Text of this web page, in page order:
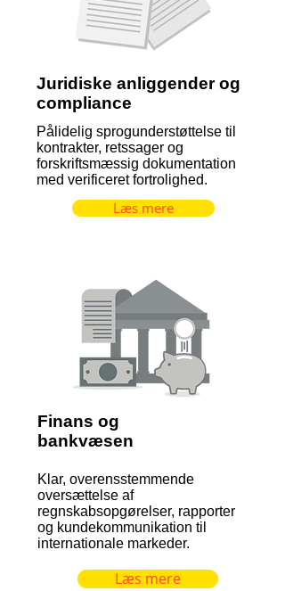
Juridiske anliggender og
compliance
Pålidelig sprogunderstøttelse til
kontrakter, retssager og
forskriftsmæssig dokumentation
med verificeret fortrolighed.
Læs mere
Finans og
bankvæsen
Klar, overensstemmende
oversættelse af
regnskabsopgørelser, rapporter
og kundekommunikation til
internationale markeder.
Læs mere